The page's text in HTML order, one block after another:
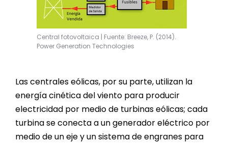
Central fotovoltaica | Fuente: Breeze, P. (2014).
Power Generation Technologies
Las centrales eólicas, por su parte, utilizan la
energía cinética del viento para producir
electricidad por medio de turbinas eólicas; cada
turbina se conecta a un generador eléctrico por
medio de un eje y un sistema de engranes para